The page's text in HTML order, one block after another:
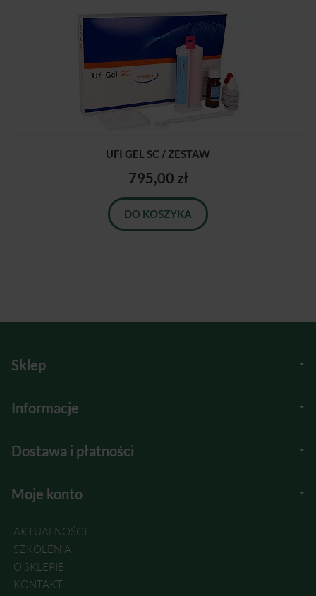
UFI GEL SC / ZESTAW
795,00 zł
DO KOSZYKA
Sklep
Informacje
Dostawa i płatności
Moje konto
AKTUALNOŚCI
SZKOLENIA
O SKLEPIE
KONTAKT